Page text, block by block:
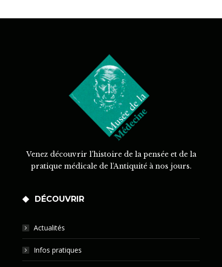
Venez découvrir l’histoire de la pensée et de la
pratique médicale de l’Antiquité à nos jours.
DÉCOUVRIR
Actualités
Infos pratiques